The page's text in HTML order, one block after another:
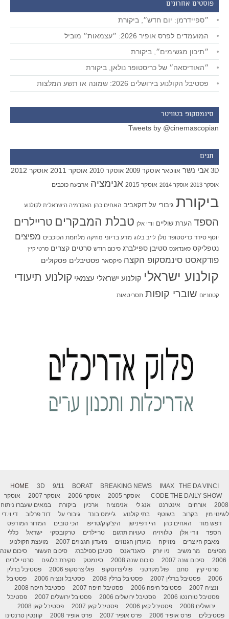
פוסטים אחרונים
״ספיידרמן: יום חדש״, ביקורת
המועמדים לפרס אופיר 2026: ״עצמאות״ מוביל
״תיכון מגשימים״, ביקורת
״האודיסאה״ של כריסטופר נולאן, ביקורת
פסטיבל הקולנוע בירושלים 2026: שמונה או תשע המלצות
סינמסקופ בטוויטר
Tweets by @cinemascopian
תגים
3D אבי נשר אווטאר אוסקר 2009 אוסקר 2010 אוסקר 2011 אוסקר 2012
אוסקר 2013 אוסקר 2014 אוסקר 2015 אנימציה ארבעה כוכבים
ביקורת גיבורי על דוקאביב האחים כהן האקדמיה הישראלית לקולנוע
הספד הערת שוליים וודי אלן טבלת המבקרים טריילרים
יוסף סידר כריסטופר נולן לייב בלוג מדע בדיוני מוזיקה מלחמת הכוכבים מפיצים
נטפליקס סאנדאנס סטיבן ספילברג סיכום חודש סרטים קצרים סרטי קיץ
פודקאסט סינמסקופ הקצה פיקסאר פסטיבלים פסקולים
קולנוע ישראלי קולנוע ישראלי עצמאי קולנוע תיעודי
קטנוניזם שוברי קופות תסריטאות
HOME 3D 9/11 BORAT BREAKING NEWS IMAX
THE DA VINCI
CODE THE DAILY SHOW אוסקר 2005 אוסקר 2006 אוסקר 2007
אוסקר
2008
אורחים אינטרנט אנג לי אנימציה ארכיון ביקורת
במאים שעברו ניתוח
לשינוי מין
בקרוב בשוטף בתי קולנוע ג'יימס בונד גיבורי על דוד פרלוב
די.וי.די
דפש מוד
האחים כהן היי דפינישן היצ'קוק/טריפו הכי טובים
המדור המודפס
הספד
וודי אלן טלוויזיה טעויות תרגום טריילרים טרקובסקי ישראל
כללי
מאבק היוצרים
מוזיקה מועדון הגנוזים מועדון הגנוזים 2007
מועצת הקולנוע
מפיצים
מר משיב ניו יורק סאנדאנס סטיבן ספילברג סיכום העשור
סיכום שנה
2006
סיכום שנה 2007 סיכום שנה 2008 סינמטק סקירת בלוגים
סרטי ילדים
סרטי קיץ
סתם פול מקרטני פוליצרוסקופ פוליצרסקופ 2006
פסטיבל ברלין
2006
פסטיבל ברלין 2007 פסטיבל ברלין 2008 פסטיבל ונציה 2006
פסטיבל
ונציה 2007
פסטיבל חיפה 2006 פסטיבל חיפה 2007
פסטיבל חיפה 2008
פסטיבל טורונטו 2006
פסטיבל ירושלים 2006 פסטיבל ירושלים 2007
פסטיבל
ירושלים 2008
פסטיבל קאן 2006 פסטיבל קאן 2007
פסטיבל קאן 2008
פסטיבלים
פרס אופיר 2006 פרס אופיר 2007 פרס אופיר 2008 קוונטין טרנטינו